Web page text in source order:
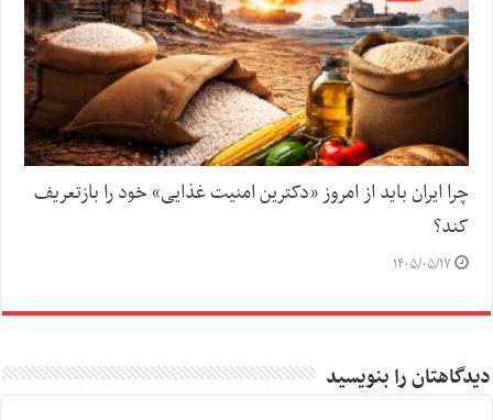
چرا ایران باید از امروز «دکترین امنیت غذایی» خود را بازتعریف
کند؟
۱۴۰۵/۰۵/۱۷
دیدگاهتان را بنویسید